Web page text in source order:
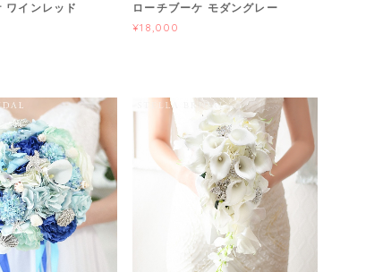
ワインレッド
ローチブーケ モダングレー
¥18,000